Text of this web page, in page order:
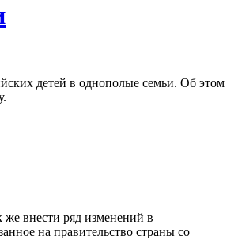
детей в однополые семьи. Об этом
же внести ряд изменений в
на правительство страны со